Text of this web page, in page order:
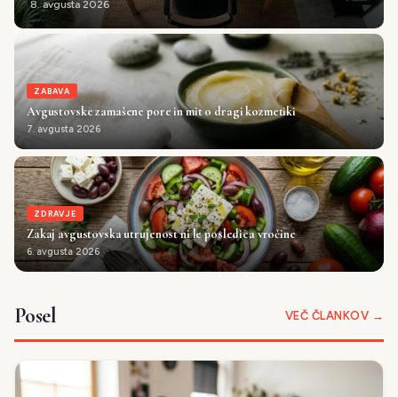
8. avgusta 2026
ZABAVA
Avgustovske zamašene pore in mit o dragi kozmetiki
7. avgusta 2026
ZDRAVJE
Zakaj avgustovska utrujenost ni le posledica vročine
6. avgusta 2026
Posel VEČ ČLANKOV →